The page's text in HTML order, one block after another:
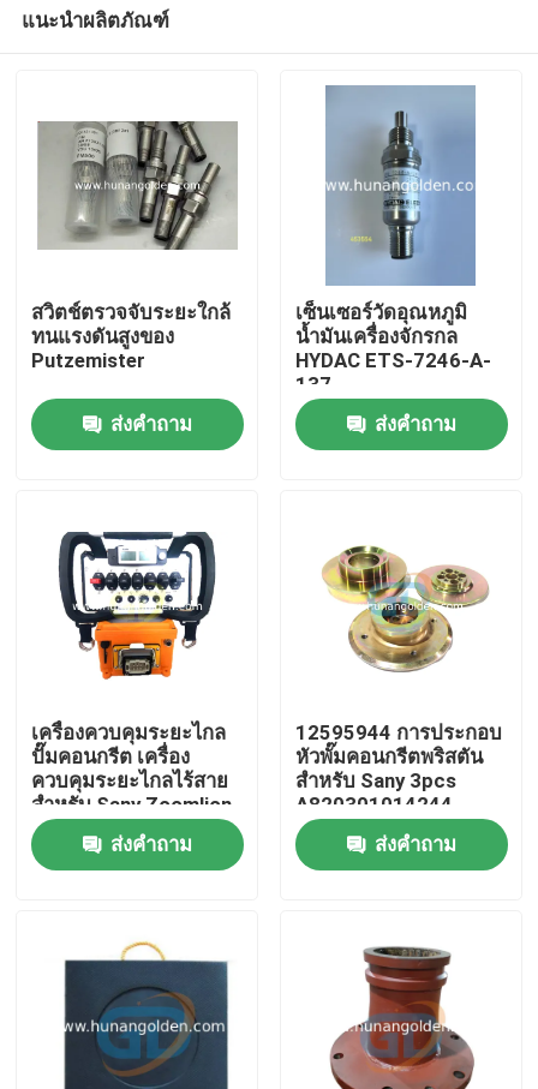
เกี่ยวกับเรา
ทัวร์โรงงาน
ติดต่อเรา
อะไหล่ปั๊มคอนกรีต
ท่อส่งปั๊มคอนกรีต
แนะนำผลิตภัณฑ์
สวิตช์ตรวจจับระยะใกล้
ทนแรงดันสูงของ
Putzemister
ส่งคำถาม
เซ็นเซอร์วัดอุณหภูมิ
น้ำมันเครื่องจักรกล
HYDAC ETS-7246-A-
137
ส่งคำถาม
เครื่องควบคุมระยะไกล
ปั๊มคอนกรีต เครื่อง
ควบคุมระยะไกลไร้สาย
สําหรับ Sany Zoomlion
Putzmeister การใช้ปั๊ม
คอนกรีต ส่งคำถาม
12595944 การประกอบ
หัวพั๊มคอนกรีตพริสตัน
สําหรับ Sany 3pcs
A820301014244
A820203001783
A820203001784
ส่งคำถาม